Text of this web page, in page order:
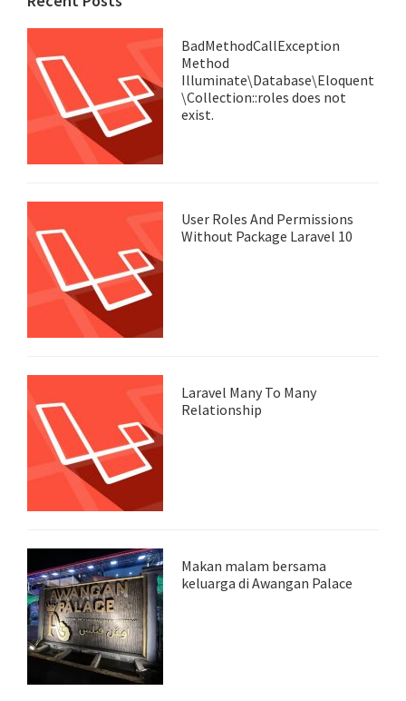
BadMethodCallException
Method
Illuminate\Database\Eloquent
\Collection::roles does not
exist.
User Roles And Permissions
Without Package Laravel 10
Laravel Many To Many
Relationship
Makan malam bersama
keluarga di Awangan Palace